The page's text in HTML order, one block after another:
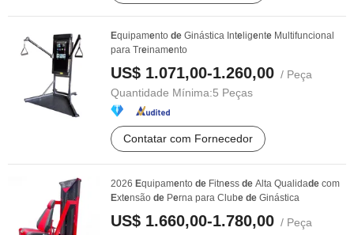
Equipamento de Ginástica Inte ligente Multifuncional
para Treinamento
US$ 1.071,00-1.260,00 / Peça
Quantidade Mínima:5 Peças
Contatar com Fornecedor
2026 Equipamento de Fitness de Alta Qualidade com
Extensão de Perna para Clube de Ginástica
US$ 1.660,00-1.780,00 / Peça